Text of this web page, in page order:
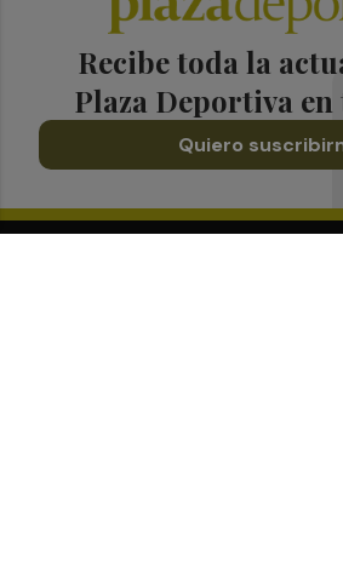
Recibe toda la
Plaza Deportiva
Quiero